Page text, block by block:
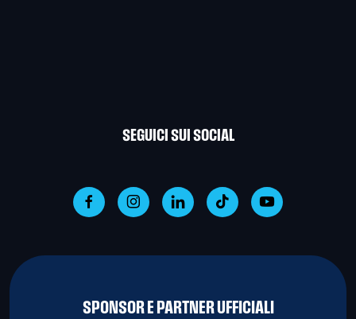
SEGUICI SUI SOCIAL
SPONSOR E PARTNER UFFICIALI